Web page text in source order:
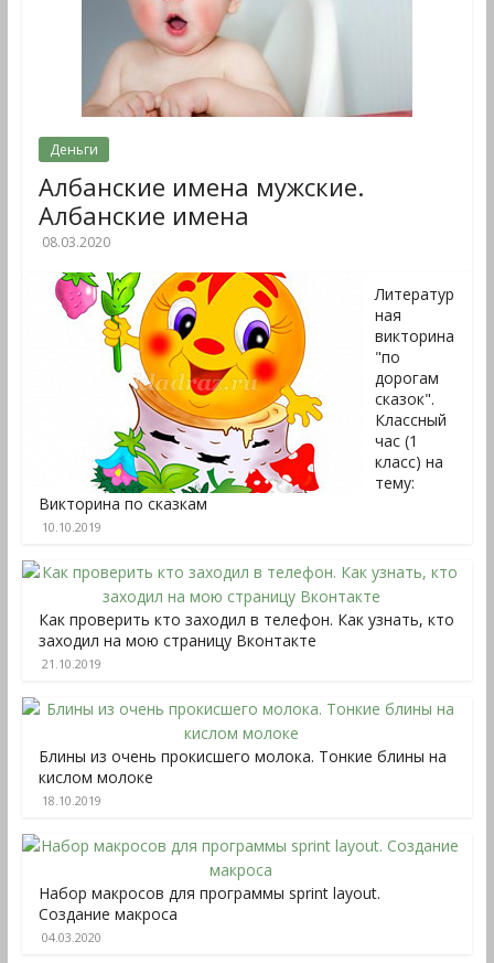
Деньги
Албанские имена мужские.
Албанские имена
08.03.2020
Литератур
ная
викторина
"по
дорогам
сказок".
Классный
час (1
класс) на
тему:
Викторина по сказкам
10.10.2019
Как проверить кто заходил в телефон. Как узнать, кто
заходил на мою страницу Вконтакте
21.10.2019
Блины из очень прокисшего молока. Тонкие блины на
кислом молоке
18.10.2019
Набор макросов для программы sprint layout.
Создание макроса
04.03.2020